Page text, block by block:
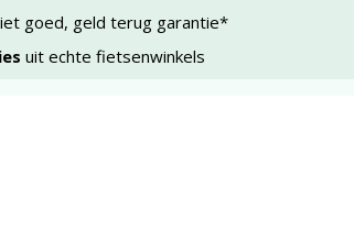
goed, geld terug garantie*
uit echte fietsenwinkels